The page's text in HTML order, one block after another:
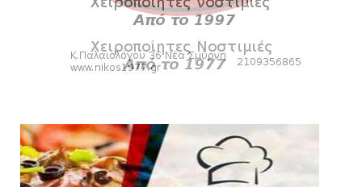
SUPERLEAGUE2
SL2: Η μέρα και ο τόπος της κλήρωσης του
πρωταθλήματος
August 08, 2026
August 07, 2026
KARA TALKS
«Kara Talks»: LIVE 21:00